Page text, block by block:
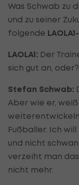
Was Schwab zu
und zu seiner
folgende
LAOLA1: Der
sich gut an, oder?
Stefan Schwab:
Aber wie er,
Fußballer. Ich
und nicht
verzeiht man
nicht mehr.